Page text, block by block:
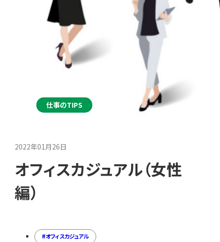
仕事のTIPS
2022年01月26日
オフィスカジュアル（女性
編）
オフィスカジュアル